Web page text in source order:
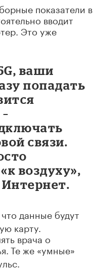
показатели в
вводит
Это уже
ваши
попадать
связи.
воздуху»,
данные будут
карту.
врача о
Те же «умные»